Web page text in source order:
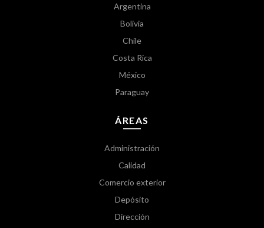
Argentina
Bolivia
Chile
Costa Rica
México
Paraguay
ÁREAS
Administración
Calidad
Comercio exterior
Depósito
Dirección